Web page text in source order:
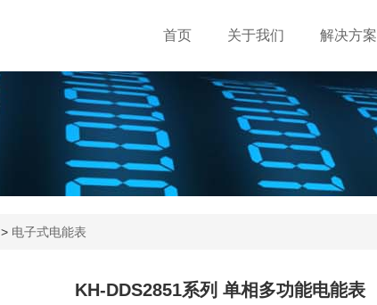
首页 关于我们 解决方案
> 电子式电能表
KH-DDS2851系列 单相多功能电能表